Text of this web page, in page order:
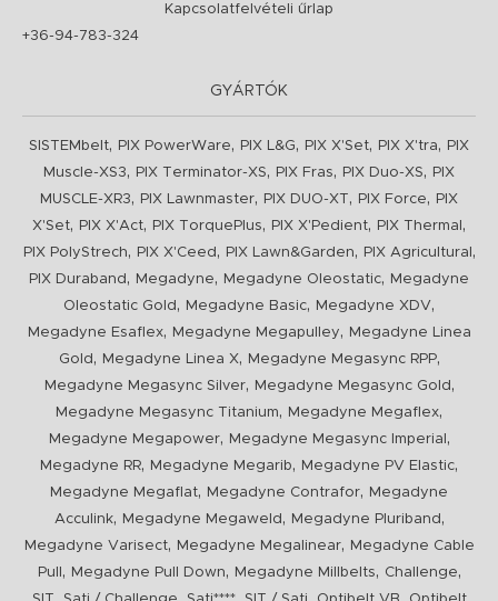
Kapcsolatfelvételi űrlap
+36-94-783-324
GYÁRTÓK
SISTEMbelt, PIX PowerWare, PIX L&G, PIX X'Set, PIX X'tra,
PIX
Muscle-XS3, PIX Terminator-XS, PIX Fras, PIX Duo-XS,
PIX
MUSCLE-XR3, PIX Lawnmaster, PIX DUO-XT, PIX Force,
PIX
X'Set, PIX X'Act, PIX TorquePlus, PIX X'Pedient, PIX Thermal ,
PIX PolyStrech, PIX X'Ceed , PIX Lawn&Garden, PIX Agricultural ,
PIX Duraband , Megadyne, Megadyne Oleostatic,
Megadyne
Oleostatic Gold , Megadyne Basic, Megadyne XDV,
Megadyne Esaflex, Megadyne Megapulley,
Megadyne Linea
Gold , Megadyne Linea X, Megadyne Megasync RPP,
Megadyne Megasync Silver, Megadyne Megasync Gold ,
Megadyne Megasync Titanium, Megadyne Megaflex,
Megadyne Megapower, Megadyne Megasync Imperial ,
Megadyne RR, Megadyne Megarib, Megadyne PV Elastic,
Megadyne Megaflat, Megadyne Contrafor,
Megadyne
Acculink, Megadyne Megaweld , Megadyne Pluriband ,
Megadyne Varisect, Megadyne Megalinear,
Megadyne Cable
Pull
, Megadyne Pull Down, Megadyne Millbelts, Challenge,
,